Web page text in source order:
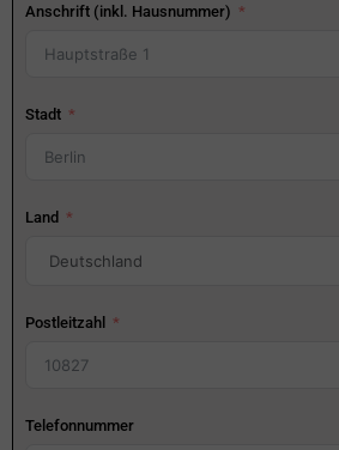
Anschrift (inkl. Hausnummer)
Stadt
Land
Postleitzahl
Telefonnummer